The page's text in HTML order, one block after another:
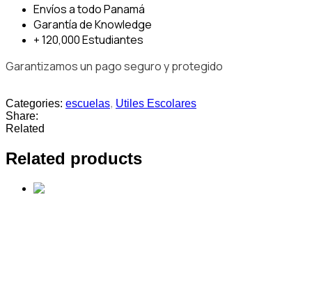
Envíosa todo Panamá
Garantíade Knowledge
+ 120,000Estudiantes
Garantizamos un pago seguro y protegido
Categories: escuelas, Utiles Escolares
Share:
Related
Related products